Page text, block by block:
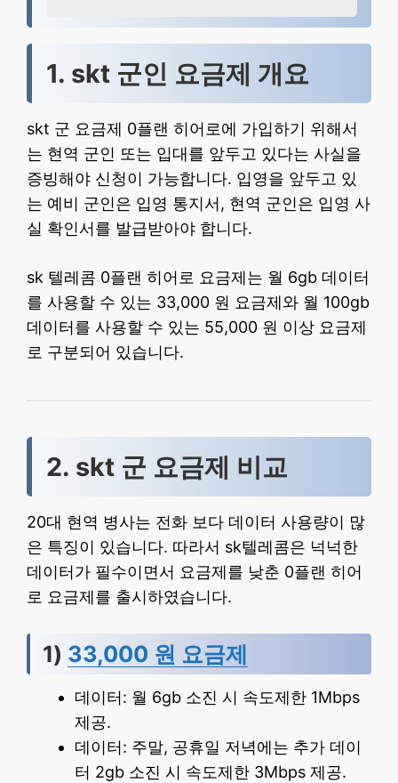
1. skt 군인 요금제 개요
2. skt 군 요금제 비교
3. skt 군인 요금제 가입방법
5. 결론
6. 당신만을 위한 맞춤 정보
1. skt 군인 요금제 개요
skt 군 요금제 0플랜 히어로에 가입하기 위해서
는 현역 군인 또는 입대를 앞두고 있다는 사실을
증빙해야 신청이 가능합니다. 입영을 앞두고 있
는 예비 군인은 입영 통지서, 현역 군인은 입영 사
실 확인서를 발급받아야 합니다.
sk 텔레콤 0플랜 히어로 요금제는 월 6gb 데이터
를 사용할 수 있는 33,000 원 요금제와 월 100gb
데이터를 사용할 수 있는 55,000 원 이상 요금제
로 구분되어 있습니다.
2. skt 군 요금제 비교
20대 현역 병사는 전화 보다 데이터 사용량이 많
은 특징이 있습니다. 따라서 sk텔레콤은 넉넉한
데이터가 필수이면서 요금제를 낮춘 0플랜 히어
로 요금제를 출시하였습니다.
1) 33,000 원 요금제
데이터: 월 6gb 소진 시 속도제한 1Mbps
제공.
데이터: 주말, 공휴일 저녁에는 추가 데이
터 2gb 소진 시 속도제한 3Mbps 제공.